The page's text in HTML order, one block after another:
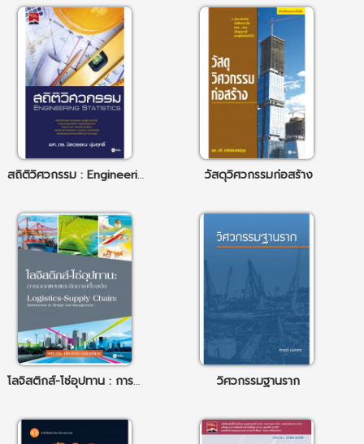
สถิติวิศวกรรม : Engineering Statistics วัสดุวิศวกรรมก่อสร้าง
โลจิสติกส์-โซ่อุปทาน : การออกแบบและจัดการเบื้องต้น วิศวกรรมฐานราก